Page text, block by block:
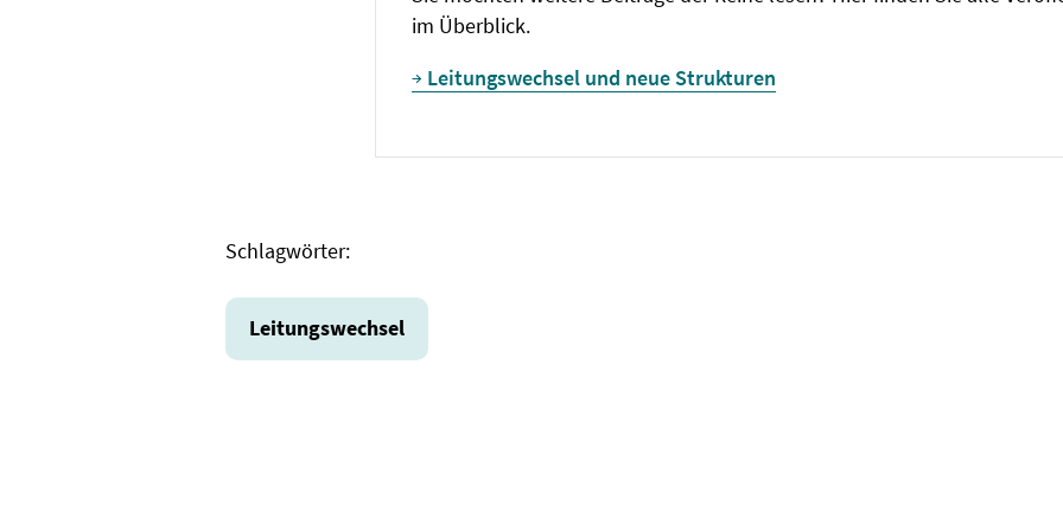
im Überblick.
Leitungswechsel und neue Strukturen
Schlagwörter:
Leitungswechsel